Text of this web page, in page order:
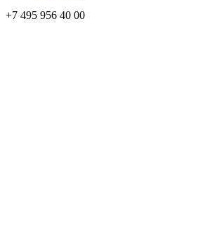
+7 495 956 40 00